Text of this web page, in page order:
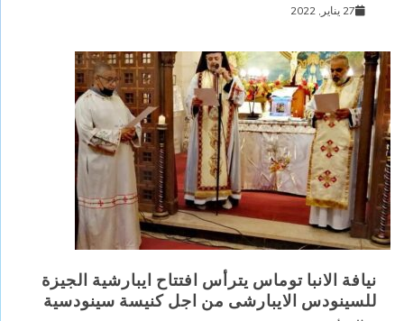
27 يناير, 2022
نيافة الانبا توماس يترأس افتتاح ايبارشية الجيزة
للسينودس الايبارشى من اجل كنيسة سينودسية